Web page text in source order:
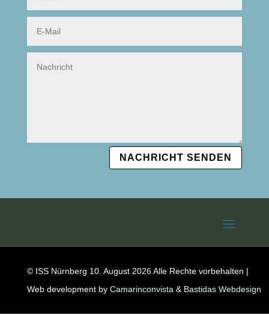
NACHRICHT SENDEN
© ISS Nürnberg 10. August 2026 Alle Rechte vorbehalten |
Web development by Camarinconvista & Bastidas Webdesign